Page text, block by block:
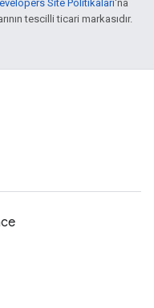
Site Politikaları'na
tescilli ticari markasıdır.